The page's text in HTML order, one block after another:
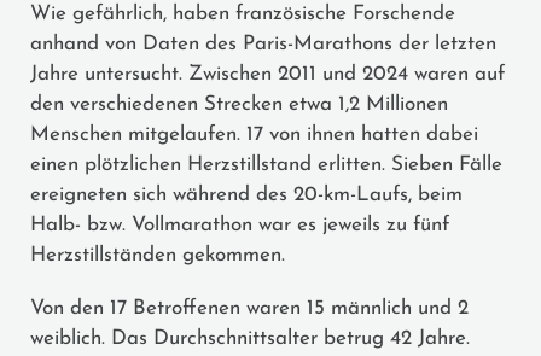
Wie gefährlich, haben französische Forschende
anhand von Daten des Paris-Marathons der letzten
Jahre untersucht. Zwischen 2011 und 2024 waren auf
den verschiedenen Strecken etwa 1,2 Millionen
Menschen mitgelaufen. 17 von ihnen hatten dabei
einen plötzlichen Herzstillstand erlitten. Sieben Fälle
ereigneten sich während des 20-km-Laufs, beim
Halb- bzw. Vollmarathon war es jeweils zu fünf
Herzstillständen gekommen.
Von den 17 Betroffenen waren 15 männlich und 2
weiblich. Das Durchschnittsalter betrug 42 Jahre.